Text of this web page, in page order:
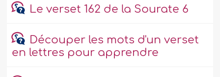
Le verset 162 de la Sourate 6
Découper les mots d'un verset
en lettres pour apprendre